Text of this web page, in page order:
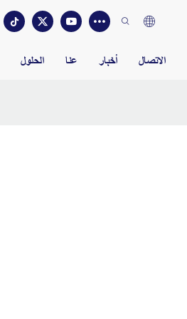
الحلول عنا أخبار الاتصال